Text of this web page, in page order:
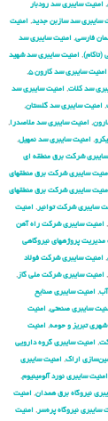
, امنیت سایبری سد رودبار
سایبری سد سازبن جدید, امنیت
فارسی, امنیت سایبری سد
(تاکام), امنیت سایبری سد شهید
امنیت سایبری سد کارون ۵ ,
سد کلات, امنیت سایبری سد
, امنیت سایبری سد گلستان,
, امنیت سایبری سد ملاصدرا,
, امنیت سایبری سد نمهیل,
سایبری شركت برق منطقه ای
سایبری شركت برق منطقهای
سایبری شركت برق منطقهای
سایبری شركت توانیر , امنیت
, امنیت سایبری شركت راه آهن
پروژههای نیروگاهی
, امنیت سایبری شرکت فولاد
, امنیت سایبری شرکت ملی گاز ,
, امنیت سایبری صنایع
سایبری صنعتی, امنیت
شهری تبریز و حومه, امنیت
, امنیت سایبری گروه دارویی
اراک, امنیت سایبری
امنیت سایبری نورد آلومینیوم,
نیروگاه برق همدان, امنیت
سایبری نیروگاه پره‌سر , امنیت